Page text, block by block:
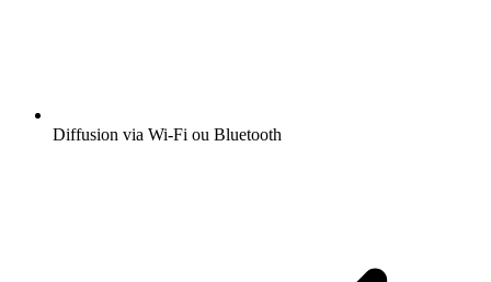
Diffusion via Wi-Fi ou Bluetooth